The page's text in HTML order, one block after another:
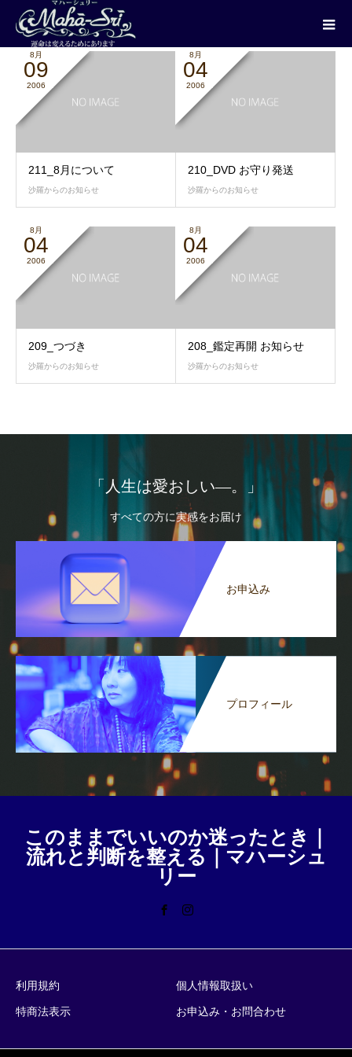
8月
09
2006
211_8月について
沙羅からのお知らせ
8月
04
2006
210_DVD お守り発送
沙羅からのお知らせ
8月
04
2006
209_つづき
沙羅からのお知らせ
8月
04
2006
208_鑑定再開 お知らせ
沙羅からのお知らせ
「人生は愛おしい―。」
すべての方に実感をお届け
お申込み
プロフィール
このままでいいのか迷ったとき｜
流れと判断を整える｜マハーシュ
リー
利用規約 個人情報取扱い
特商法表示 お申込み・お問合わせ